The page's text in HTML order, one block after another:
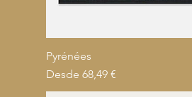
Pyrénées
Desde 68,49 €
Precio de oferta